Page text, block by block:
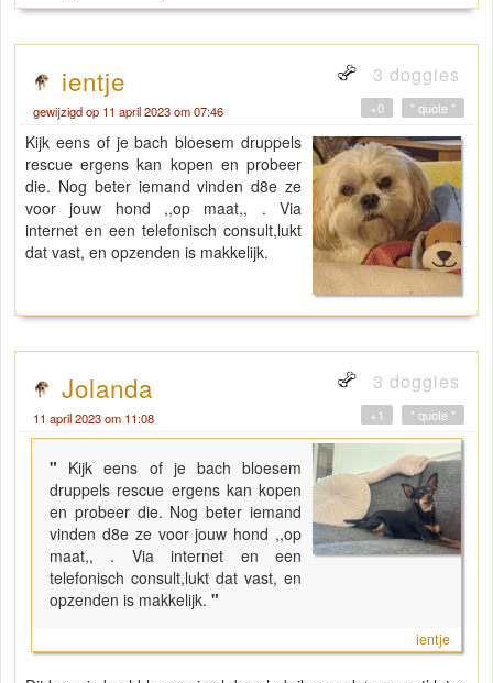
ientje 3 doggies
gewijzigd op 11 april 2023 om 07:46 " quote "
+0
Kijk eens of je bach bloesem druppels
rescue ergens kan kopen en probeer
die. Nog beter iemand vinden d8e ze
voor jouw hond ,,op maat,, . Via
internet en een telefonisch consult,lukt
dat vast, en opzenden is makkelijk.
Jolanda 3 doggies
11 april 2023 om 11:08 " quote "
+1
" Kijk eens of je bach bloesem
druppels rescue ergens kan kopen
en probeer die. Nog beter iemand
vinden d8e ze voor jouw hond ,,op
maat,, . Via internet en een
telefonisch consult,lukt dat vast, en
opzenden is makkelijk. "
ientje